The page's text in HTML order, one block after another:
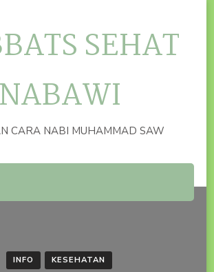
SEHAT
NABAWI
CARA NABI MUHAMMAD SAW
INFO KESEHATAN